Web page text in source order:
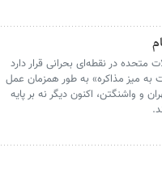
متحده در نقطه‌ای بحرانی قرار دارد
به میز مذاکره» به طور همزمان عمل
و واشنگتن، اکنون دیگر نه بر پایه